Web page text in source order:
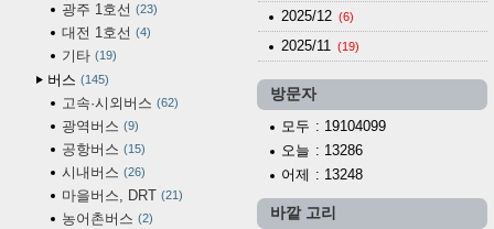
광주 1호선 23
대전 1호선 4
기타 19
버스 145
고속·시외버스 62
광역버스 9
공항버스 15
시내버스 26
마을버스, DRT 21
농어촌버스 2
2025/12 (6)
2025/11 (19)
방문자
모두 : 19104099
오늘 : 13286
어제 : 13248
바깥 고리